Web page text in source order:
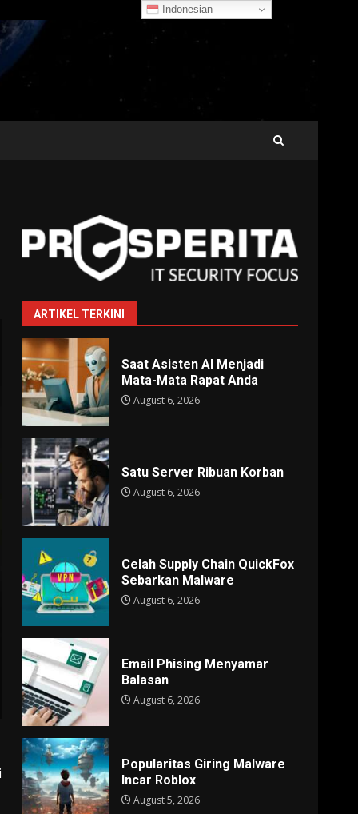
ARTIKEL TERKINI
Saat Asisten AI Menjadi
Mata-Mata Rapat Anda
August 6, 2026
Satu Server Ribuan Korban
August 6, 2026
Celah Supply Chain QuickFox
Sebarkan Malware
August 6, 2026
Email Phising Menyamar
Balasan
August 6, 2026
Popularitas Giring Malware
Incar Roblox
August 5, 2026
Indonesian